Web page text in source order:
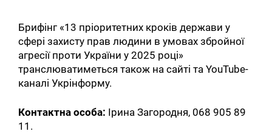
Брифінг «13 пріоритетних кроків держави у
сфері захисту прав людини в умовах збройної
агресії проти України у 2025 році»
транслюватиметься також на сайті та YouTube-
каналі Укрінформу.
Контактна особа: Ірина Загородня, 068 905 89
11.